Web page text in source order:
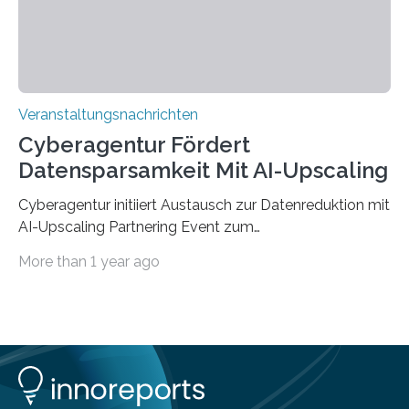
Veranstaltungsnachrichten
Cyberagentur Fördert
Datensparsamkeit Mit AI-Upscaling
Cyberagentur initiiert Austausch zur Datenreduktion mit
AI-Upscaling Partnering Event zum
innovative DatenverarbeitungDie Agentur für
Entwicklung von Technologien zur gezielten
Datenreduktion und Rekonstruktion in schwierigen
Kommunikationsumgebungen. Das Event dient der
More than 1 year ago